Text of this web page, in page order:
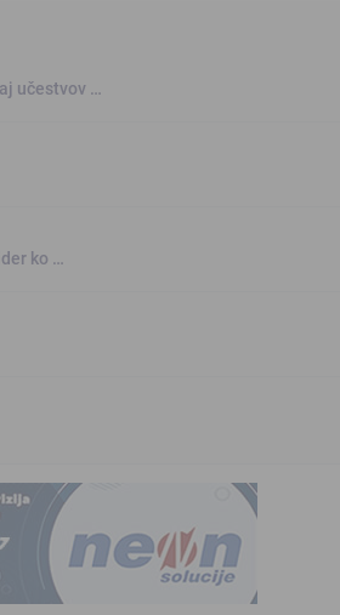
učestvov …
ko …